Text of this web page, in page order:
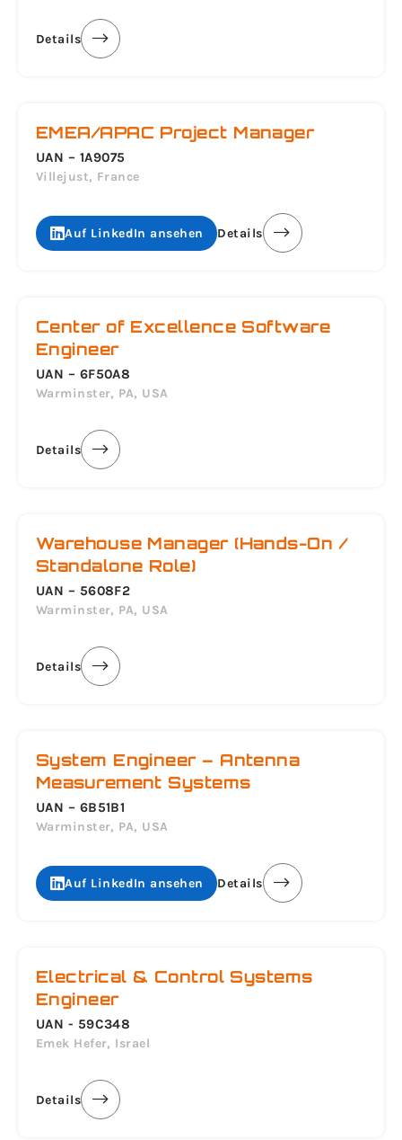
Details
EMEA/APAC Project Manager
UAN – 1A9075
Villejust, France
Auf LinkedIn ansehen Details
Center of Excellence Software
Engineer
UAN – 6F50A8
Warminster, PA, USA
Details
Warehouse Manager (Hands-On /
Standalone Role)
UAN – 5608F2
Warminster, PA, USA
Details
System Engineer – Antenna
Measurement Systems
UAN – 6B51B1
Warminster, PA, USA
Auf LinkedIn ansehen Details
Electrical & Control Systems
Engineer
UAN - 59C348
Emek Hefer, Israel
Details